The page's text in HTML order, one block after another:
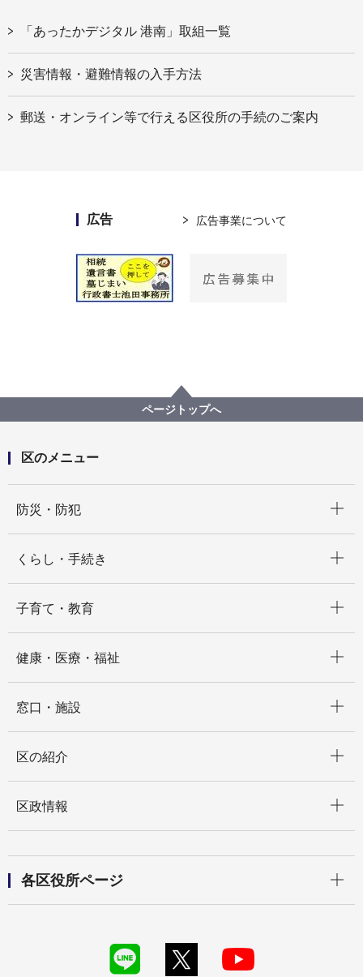
「あったかデジタル 港南」取組一覧
災害情報・避難情報の入手方法
郵送・オンライン等で行える区役所の手続のご案内
広告 広告事業について
ページトップへ
区のメニュー
防災・防犯
くらし・手続き
子育て・教育
健康・医療・福祉
窓口・施設
区の紹介
区政情報
各区役所ページ